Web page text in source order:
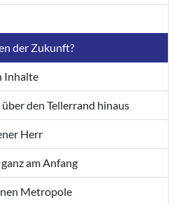
der Zukunft?
Inhalte
den Tellerrand hinaus
Herr
am Anfang
Metropole